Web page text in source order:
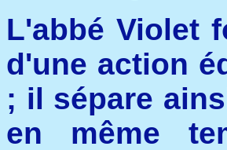
L'abbé Violet
d'une action
; il sépare
en même